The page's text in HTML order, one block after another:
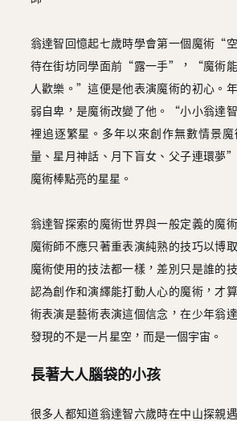
翁達智回憶起七歲時學會第一個魔術“
待在街坊同學面前“露一手”，“魔術能
人歡樂。”這便是他表演魔術的初心。
弱自卑，是魔術改變了他。“小小翁達
裡追逐繁星。多年以來創作無數情景
量、星月神話、月下盲女、父子連環夢
魔術棒點亮的星星。
翁達智探索的魔術世界與一般定義的魔
魔術師不應只著重表演純熟的技巧以博
魔術使用的技法都一樣，差別只是誰的
認為創作和演繹能打動人心的魔術，才
術表演是藝術表演這個信念，在少年翁
發現的不是一片星空，而是一個宇宙。
長著大人腦袋的小孩
很多人都知道翁達智六歲時在中山探親